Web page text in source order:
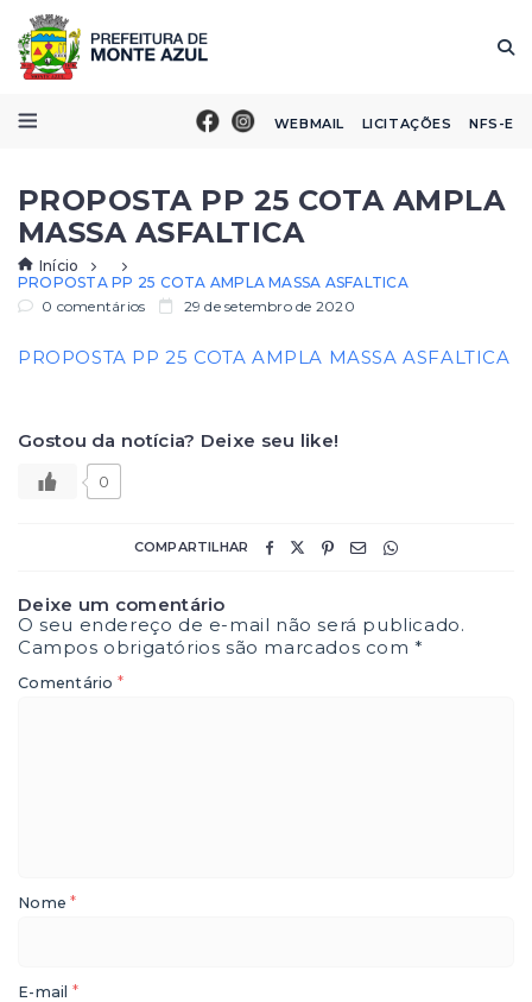
WEBMAIL LICITAÇÕES NFS-E
PROPOSTA PP 25 COTA AMPLA
MASSA ASFALTICA
Início
PROPOSTA PP 25 COTA AMPLA MASSA ASFALTICA
0 comentários
29 de setembro de 2020
PROPOSTA PP 25 COTA AMPLA MASSA ASFALTICA
Gostou da notícia? Deixe seu like!
0
COMPARTILHAR
Deixe um comentário
O seu endereço de e-mail não será publicado.
Campos obrigatórios são marcados com*
Comentário *
Nome*
E-mail *